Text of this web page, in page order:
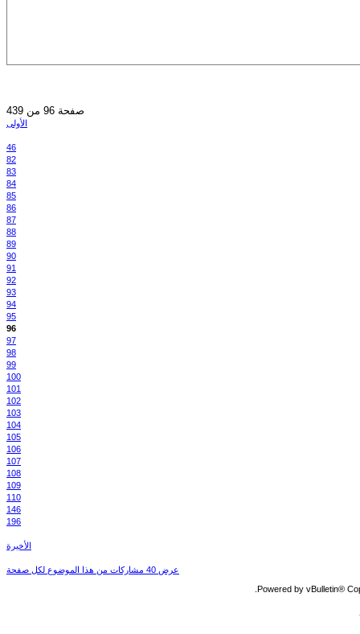
صفحة 96 من 439
الأولى
46
82
83
84
85
86
87
88
89
90
91
92
93
94
95
96
97
98
99
100
101
102
103
104
105
106
107
108
109
110
146
196
الأخيرة
عرض 40 مشاركات من هذا الموضوع لكل صفحة
Powered by vBulletin®